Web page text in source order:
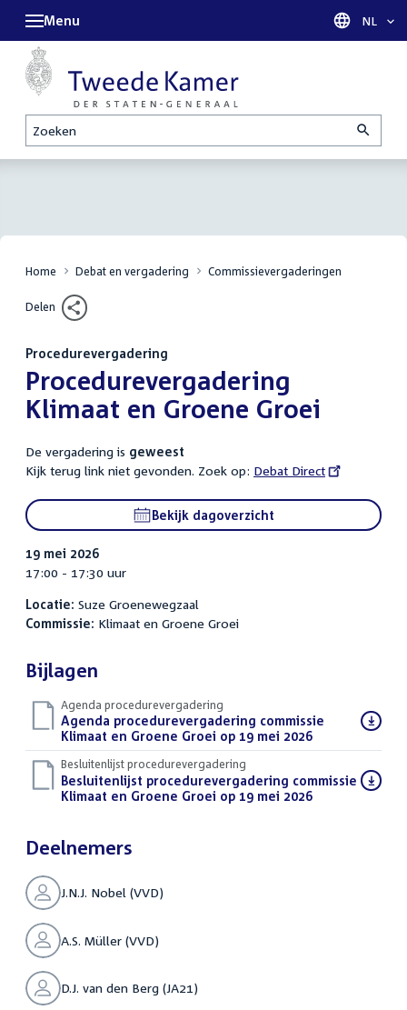
Zoeken
Menu Taal
NL
Home Debat en vergadering Commissievergaderingen
Delen
Procedurevergadering
:Procedurevergadering
Klimaat en Groene Groei
De vergadering is geweest
Kijk terug link niet gevonden. Zoek op: External
Debat Direct
Bekijk dagoverzicht
19 mei 2026
17:00 - 17:30 uur
Locatie: Suze Groenewegzaal
Commissie: Klimaat en Groene Groei
Bijlagen
Agenda procedurevergadering
Download
bestand:
Agenda procedurevergadering commissie
Klimaat en Groene Groei op 19 mei 2026(PDF)
Besluitenlijst procedurevergadering
Download
bestand:
Besluitenlijst procedurevergadering commissie
Klimaat en Groene Groei op 19 mei 2026(PDF)
Deelnemers
J.N.J. Nobel (VVD)
A.S. Müller (VVD)
D.J. van den Berg (JA21)